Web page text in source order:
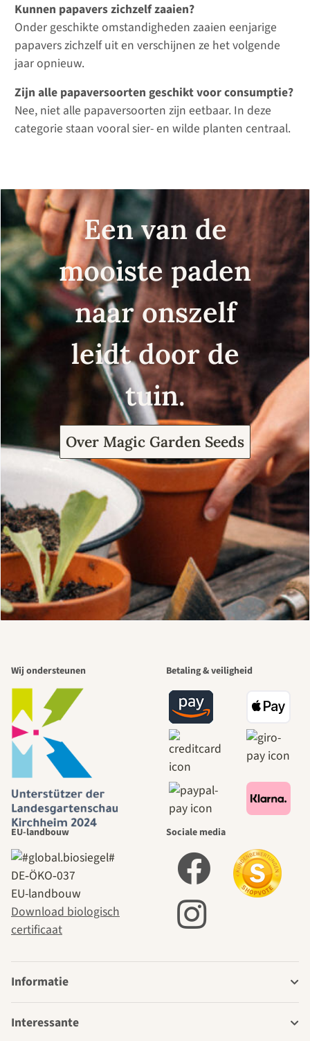
Kunnen papavers zichzelf zaaien?
Onder geschikte omstandigheden zaaien eenjarige
papavers zichzelf uit en verschijnen ze het volgende
jaar opnieuw.
Zijn alle papaversoorten geschikt voor consumptie?
Nee, niet alle papaversoorten zijn eetbaar. In deze
categorie staan vooral sier- en wilde planten centraal.
Een van de
mooiste paden
naar onszelf
leidt door de
tuin.
Over Magic Garden Seeds
Wij ondersteunen Betaling & veiligheid
EU-landbouw
DE‑ÖKO‑037
EU-landbouw
Download biologisch
certificaat
Sociale media
Informatie
Interessante